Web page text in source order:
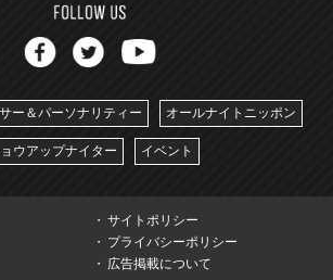
ー＆パーソナリティー オールナイトニッポン
ウアップナイター イベント
サイトポリシー
プライバシーポリシー
広告掲載について